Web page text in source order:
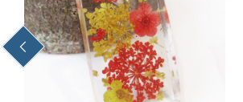
PREVIOUS